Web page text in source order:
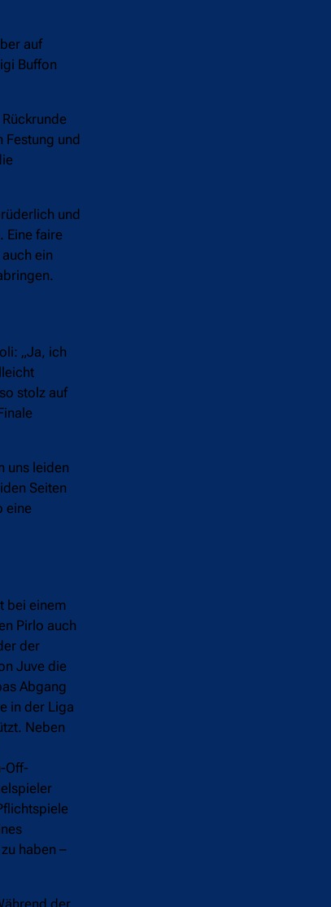
auf
Buffon
Festung und
und
Eine faire
ein
„Ja, ich
stolz auf
uns leiden
Seiten
eine
bei einem
Pirlo auch
der
Juve die
Abgang
in der Liga
Neben
Off-
haben –
der